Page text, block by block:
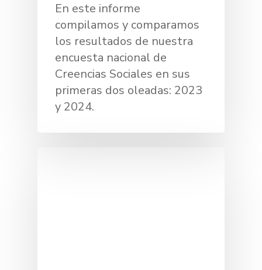
En este informe
compilamos y comparamos
los resultados de nuestra
encuesta nacional de
Creencias Sociales en sus
primeras dos oleadas: 2023
y 2024.